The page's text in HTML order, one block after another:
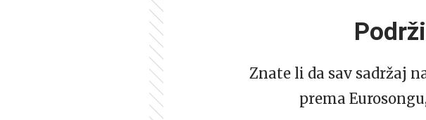
Znate li da sav sadržaj
prema